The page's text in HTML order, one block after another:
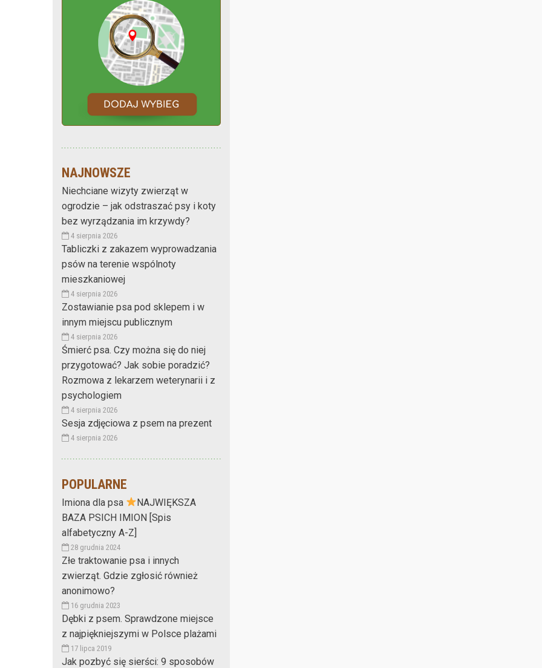
NAJNOWSZE
Niechciane wizyty zwierząt w
ogrodzie – jak odstraszać psy i koty
bez wyrządzania im krzywdy?
4 sierpnia 2026
Tabliczki z zakazem wyprowadzania
psów na terenie wspólnoty
mieszkaniowej
4 sierpnia 2026
Zostawianie psa pod sklepem i w
innym miejscu publicznym
4 sierpnia 2026
Śmierć psa. Czy można się do niej
przygotować? Jak sobie poradzić?
Rozmowa z lekarzem weterynarii i z
psychologiem
4 sierpnia 2026
Sesja zdjęciowa z psem na prezent
4 sierpnia 2026
POPULARNE
Imiona dla psa
NAJWIĘKSZA
BAZA PSICH IMION [Spis
alfabetyczny A-Z]
28 grudnia 2024
Złe traktowanie psa i innych
zwierząt. Gdzie zgłosić również
anonimowo?
16 grudnia 2023
Dębki z psem. Sprawdzone miejsce
z najpiękniejszymi w Polsce plażami
17 lipca 2019
Jak pozbyć się sierści: 9 sposobów